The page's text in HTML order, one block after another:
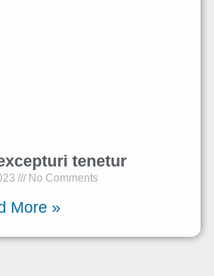
tenetur
No Comments
More »